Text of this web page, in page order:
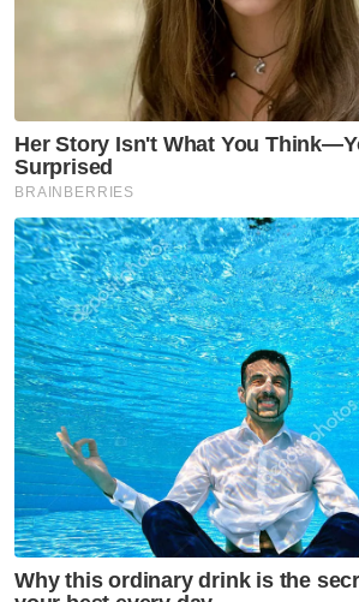
"Rakyat Pantai Timur berhak
pembangunan dan peluang
adil setanding negeri-negeri
Sebelum ini, Rafizi dalam
sosial mendakwa ECRL
merupakan projek paling
sejarah yang menghubungkan
Terengganu dan Pahang,
wujud pihak yang menyatakan
dianaktirikan.
Ringkasan AI
Ahmad Amzad Hashim
kenyataan Rafizi Ramli
yang dikatakan RM84 bilion,
RM74.96 bilion